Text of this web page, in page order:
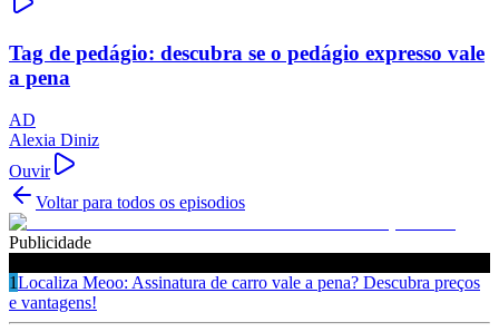
Tag de pedágio: descubra se o pedágio expresso vale
a pena
AD
Alexia Diniz
Ouvir
Voltar para todos os episodios
Publicidade
1Localiza Meoo: Assinatura de carro vale a pena? Descubra preços
e vantagens!